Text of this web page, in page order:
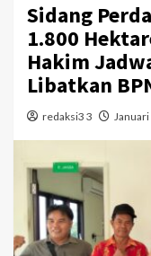
Sidang
1.800
Hakim
Libatkan
redaksi3 3